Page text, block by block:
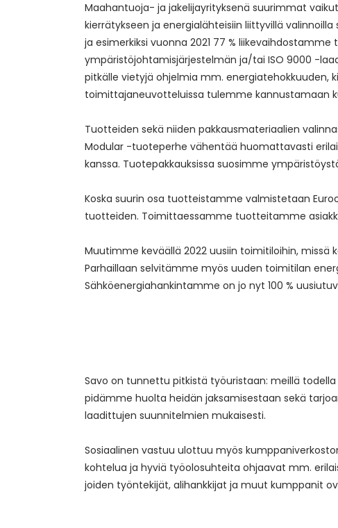
Maahantuoja- ja jakelijayrityksenä suurimmat
kierrätykseen ja energialähteisiin liittyvillä
ja esimerkiksi vuonna 2021 77 %
ympäristöjohtamisjärjestelmän ja/tai ISO 9000 -
pitkälle vietyjä ohjelmia mm. energiatehokkuuden,
toimittajaneuvotteluissa tulemme kannustamaan
Tuotteiden sekä niiden pakkausmateriaalien
Modular -tuoteperhe vähentää huomattavasti
kanssa. Tuotepakkauksissa suosimme
Koska suurin osa tuotteistamme valmistetaan
tuotteiden. Toimittaessamme tuotteitamme
Muutimme keväällä 2022 uusiin toimitiloihin,
Parhaillaan selvitämme myös uuden toimitilan
Sähköenergiahankintamme on jo nyt 100 %
Savo on tunnettu pitkistä työuristaan: meillä
pidämme huolta heidän jaksamisestaan sekä
laadittujen suunnitelmien mukaisesti.
Sosiaalinen vastuu ulottuu myös
kohtelua ja hyviä työolosuhteita ohjaavat mm.
joiden työntekijät, alihankkijat ja muut kumppanit